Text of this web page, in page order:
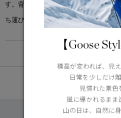
す。背面のファスナー付きのポケット
ち運びが可能です。
DETAIL
あなたへのお
【Goose
標高が変われば、見
日常を少しだけ
見慣れた景色
風に導かれるまま
山の日は、自然に